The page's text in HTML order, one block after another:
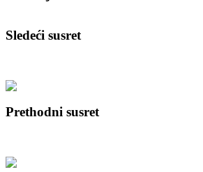
Sledeći susret
Prethodni susret